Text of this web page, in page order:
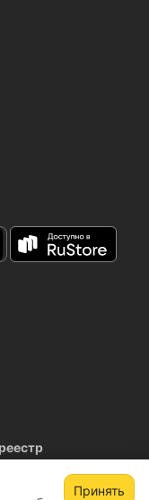
Принять